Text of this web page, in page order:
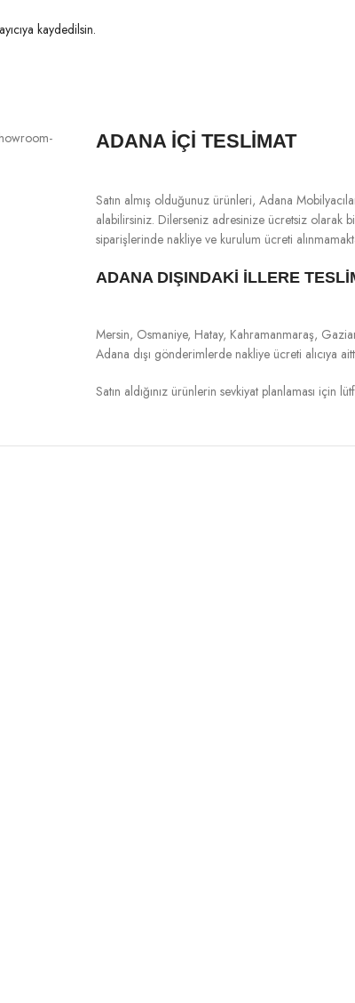
kaydedilsin.
ADANA İÇİ TESLİMAT
Satın almış olduğunuz ürünleri, Adana
alabilirsiniz. Dilerseniz adresinize ücretsiz olarak
siparişlerinde nakliye ve kurulum ücreti
ADANA DIŞINDAKİ İLLERE
Mersin, Osmaniye, Hatay, Kahramanmaraş,
Adana dışı gönderimlerde nakliye ücreti alıcıya
Satın aldığınız ürünlerin sevkiyat planlaması için